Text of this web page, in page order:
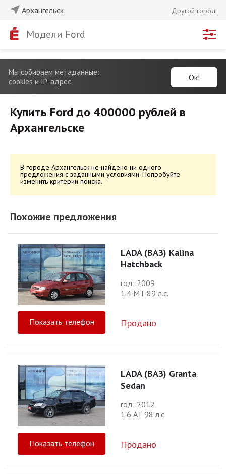
Архангельск Другой город
Модели Ford
Мы собираем метаданные:
cookies и IP-адрес.
Ок!
Купить Ford до 400000 рублей в
Архангельске
В городе Архангельск не найдено ни одного
предложения с заданными условиями. Попробуйте
изменить критерии поиска.
Похожие предложения
LADA (ВАЗ) Kalina
Hatchback
год: 2009
1.4 МТ 89 л.с.
Показать телефон Продано
LADA (ВАЗ) Granta
Sedan
год: 2012
1.6 АТ 98 л.с.
Показать телефон Продано